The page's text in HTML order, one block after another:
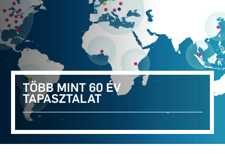
TÖBB MINT 60 ÉV
TAPASZTALAT